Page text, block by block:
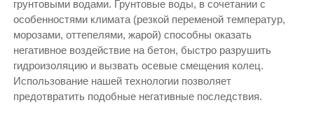
грунтовыми водами. Грунтовые воды, в сочетании с
особенностями климата (резкой переменой температур,
морозами, оттепелями, жарой) способны оказать
негативное воздействие на бетон, быстро разрушить
гидроизоляцию и вызвать осевые смещения колец.
Использование нашей технологии позволяет
предотвратить подобные негативные последствия.